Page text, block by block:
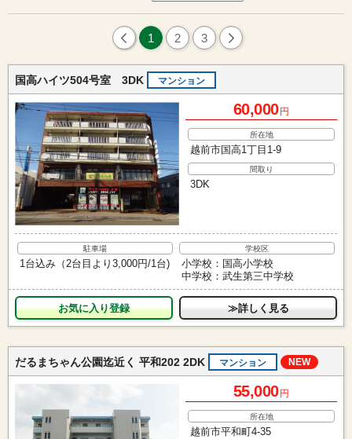
1 2 3
国高ハイツ504号室 3DK マンション
60,000 円
所在地
越前市国高1丁目1-9
間取り
3DK
駐車場
1台込み（2台目より3,000円/1台)
学校区
小学校：国高小学校
中学校：武生第三中学校
お気に入り ≫詳しく見る
だるまちゃん公園迄近く 平和202 2DK マンション NEW
55,000 円
所在地
越前市平和町4-35